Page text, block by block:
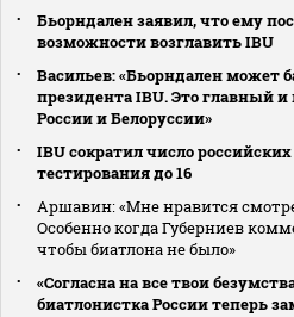
Бьорндален заявил, что ему
возможности возглавить IBU
Васильев: «Бьорндален может
президента IBU. Это главный
России и Белоруссии»
IBU сократил число
тестирования до 16
Аршавин: «Мне нравится
Особенно когда Губерниев
чтобы биатлона не было»
«Согласна на все твои
биатлонистка России теперь